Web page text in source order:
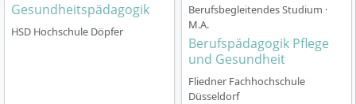
Gesundheitspädagogik
HSD Hochschule Döpfer
Berufsbegleitendes Studium ·
M.A.
Berufspädagogik Pflege
und Gesundheit
Fliedner Fachhochschule
Düsseldorf